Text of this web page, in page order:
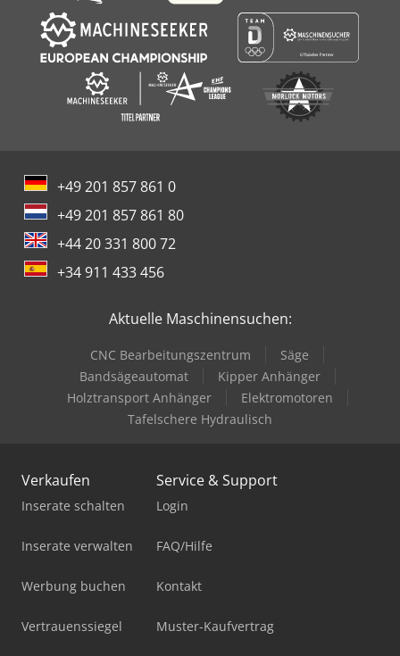
+49 201 857 861 0
+49 201 857 861 80
+44 20 331 800 72
+34 911 433 456
Aktuelle Maschinensuchen:
CNC Bearbeitungszentrum
Säge
Bandsägeautomat
Kipper Anhänger
Holztransport Anhänger
Elektromotoren
Tafelschere Hydraulisch
Verkaufen
Inserate schalten
Inserate verwalten
Werbung buchen
Vertrauenssiegel
Service & Support
Login
FAQ/Hilfe
Kontakt
Muster-Kaufvertrag